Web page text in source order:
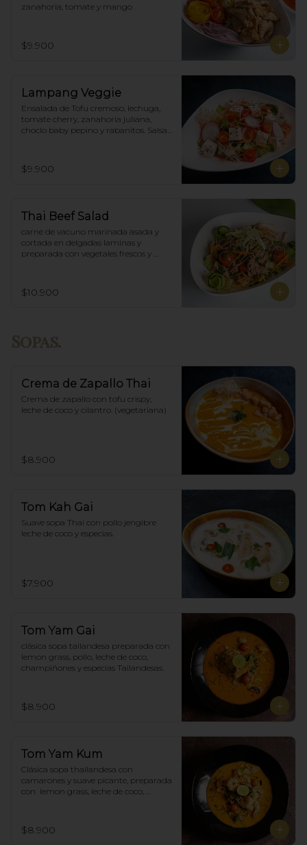
zanahoria, tomate y mango
$9.900
Lampang Veggie
Ensalada de Tofu cremoso, lechuga,
tomate cherry, zanahoria juliana,
choclo baby pepino y rabanitos. Salsa
$9.900
Thai Beef Salad
carne de vacuno marinada asada y
cortada en delgadas laminas y
preparada con vegetales frescos y
$10.900
Crema de Zapallo Thai
Crema de zapallo con tofu crispy,
leche de coco y cilantro. (vegetariana)
$8.900
Tom Kah Gai
Suave sopa Thai con pollo jengibre
leche de coco y especias.
$7.900
Tom Yam Gai
clásica sopa tailandesa preparada con
lemon grass, pollo, leche de coco,
champiñones y especias Tailandesas.
$8.900
Tom Yam Kum
Clásica sopa thailandesa con
camarones y suave picante, preparada
con  lemon grass, leche de coco,
$8.900